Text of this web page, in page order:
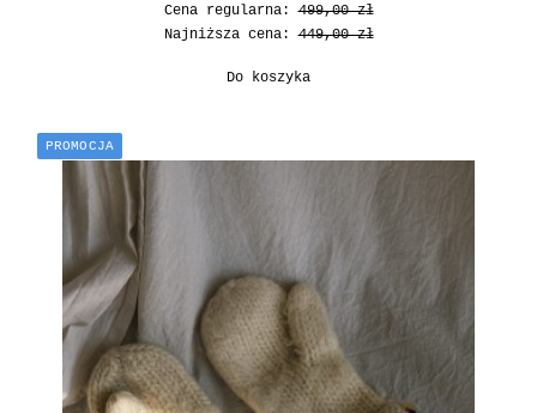
Cena regularna:499,00 zł
Najniższa cena:449,00 zł
Do koszyka
PROMOCJA